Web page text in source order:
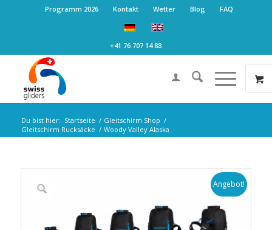
Programm 2026 Kontakt Wetter Blog FAQ
+41 76 707 14 88
Du bist hier: Startseite / Gleitschirm Shop /
Gleitschirm Rucksäcke / Woody Valley Alaska
Angebot!